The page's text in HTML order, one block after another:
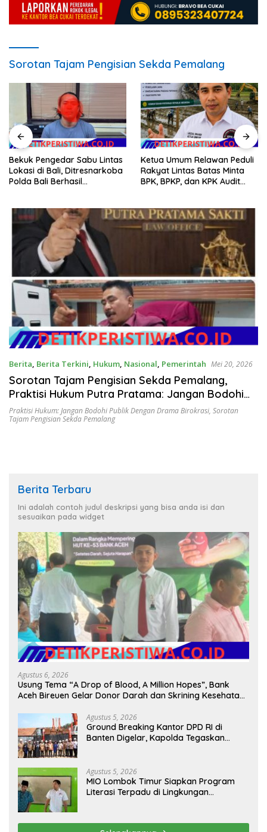
Sorotan Tajam Pengisian Sekda Pemalang
Bekuk Pengedar Sabu Lintas
Lokasi di Bali, Ditresnarkoba
Polda Bali Berhasil
Ketua Umum Relawan Peduli
Rakyat Lintas Batas Minta
BPK, BPKP, dan KPK Audit
Aceh
Berita, Berita Terkini, Hukum, Nasional, Pemerintah Mei 20, 2026
Sorotan Tajam Pengisian Sekda Pemalang,
Praktisi Hukum Putra Pratama: Jangan Bodohi
Publik dengan Drama Birokrasi
Praktisi Hukum: Jangan Bodohi Publik Dengan Drama Birokrasi, Sorotan
Tajam Pengisian Sekda Pemalang
Berita Terbaru
Ini adalah contoh judul deskripsi yang bisa anda isi dan
sesuaikan pada widget
Agustus 6, 2026
Usung Tema “A Drop of Blood, A Million Hopes”, Bank
Aceh Bireuen Gelar Donor Darah dan Skrining Kesehatan
Agustus 5, 2026
Ground Breaking Kantor DPD RI di
Banten Digelar, Kapolda Tegaskan
Agustus 5, 2026
MIO Lombok Timur Siapkan Program
Literasi Terpadu di Lingkungan